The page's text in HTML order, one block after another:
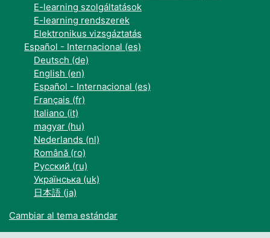
E-learning szolgáltatások
E-learning rendszerek
Elektronikus vizsgáztatás
Español - Internacional ‎(es)‎
Deutsch ‎(de)‎
English ‎(en)‎
Español - Internacional ‎(es)‎
Français ‎(fr)‎
Italiano ‎(it)‎
magyar ‎(hu)‎
Nederlands ‎(nl)‎
Română ‎(ro)‎
Русский ‎(ru)‎
Українська ‎(uk)‎
日本語 ‎(ja)‎
Cambiar al tema estándar